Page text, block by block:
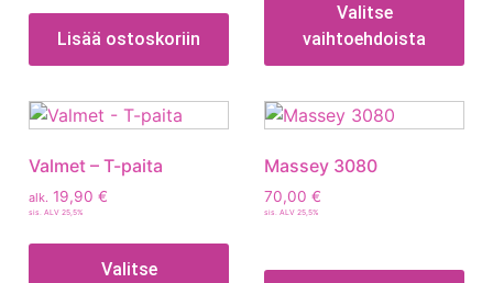
Lisää ostoskoriin
Valitse
vaihtoehdoista
Valmet – T-paita
alk. 19,90 €
sis. ALV 25,5%
Valitse
Massey 3080
70,00 €
sis. ALV 25,5%